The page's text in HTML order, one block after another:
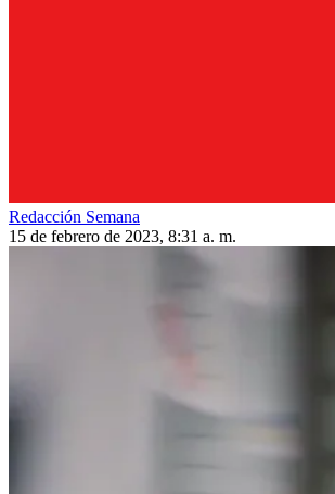
Redacción Semana
15 de febrero de 2023, 8:31 a. m.